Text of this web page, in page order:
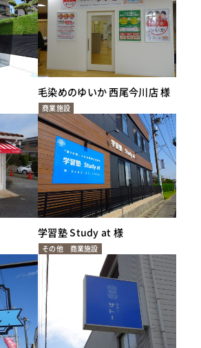
毛染めのゆいか 西尾今川店 様
商業施設
学習塾 Study at 様
その他 商業施設